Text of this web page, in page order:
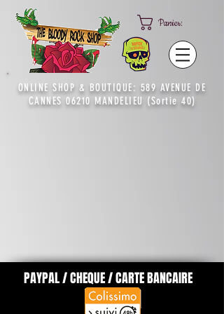
Panier:
ONLINE SHOP & BOUTIQUE: 589 AVENUE DE
CANNES 06210 MANDELIEU (Sortie 40)
PAYPAL / CHEQUE / CARTE BANCAIRE